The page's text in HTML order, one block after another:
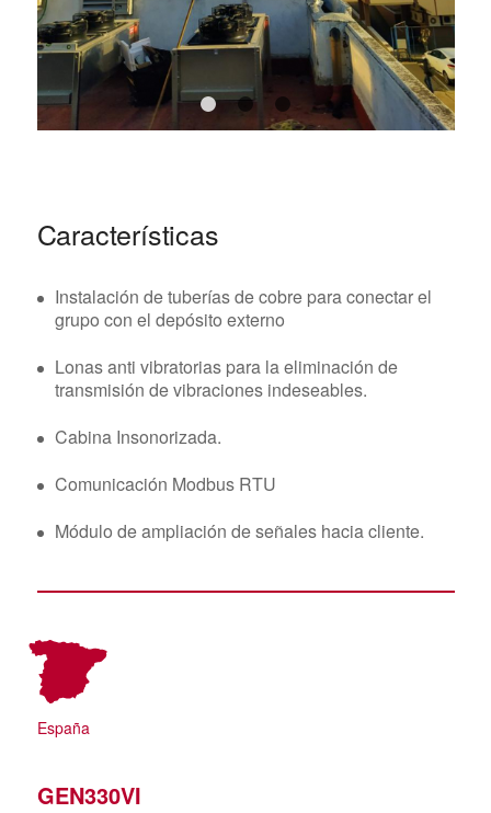
1 2
Características
Instalación de tuberías de cobre para conectar el
grupo con el depósito externo
Lonas anti vibratorias para la eliminación de
transmisión de vibraciones indeseables.
Cabina Insonorizada.
Comunicación Modbus RTU
Módulo de ampliación de señales hacia cliente.
España
GEN330VI